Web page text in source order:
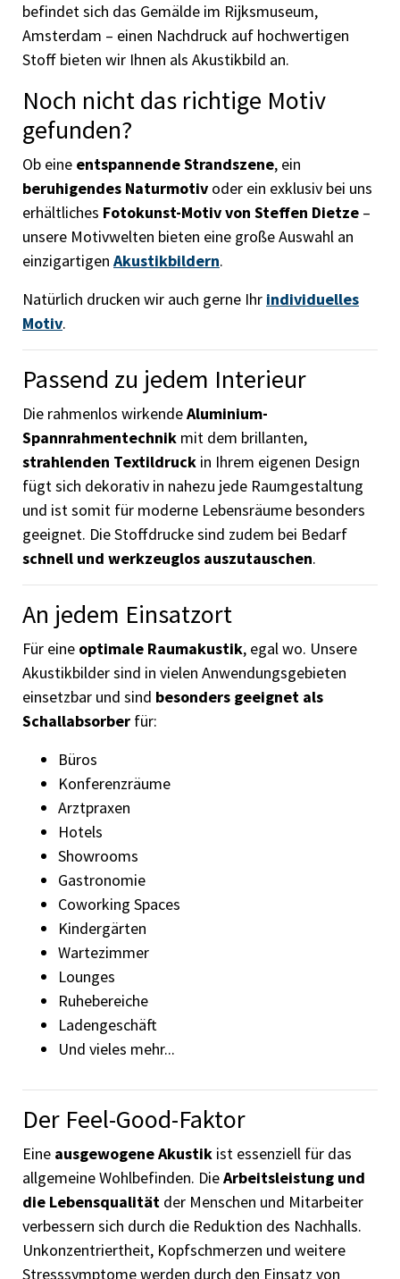
befindet sich das Gemälde im Rijksmuseum,
Amsterdam – einen Nachdruck auf hochwertigen
Stoff bieten wir Ihnen als Akustikbild an.
Noch nicht das richtige Motiv
gefunden?
Ob eine entspannende Strandszene, ein
beruhigendes Naturmotiv oder ein exklusiv bei uns
erhältliches Fotokunst-Motiv von Steffen Dietze –
unsere Motivwelten bieten eine große Auswahl an
einzigartigen Akustikbildern.
Natürlich drucken wir auch gerne Ihr individuelles
Motiv.
Passend zu jedem Interieur
Die rahmenlos wirkendeAluminium-
Spannrahmentechnik mit dem brillanten,
strahlenden Textildruck in Ihrem eigenen Design
fügt sich dekorativ in nahezu jede Raumgestaltung
und ist somit für moderne Lebensräume besonders
geeignet. Die Stoffdrucke sind zudem bei Bedarf
schnell und werkzeuglos auszutauschen.
An jedem Einsatzort
Für eine optimale Raumakustik, egal wo. Unsere
Akustikbilder sind in vielen Anwendungsgebieten
einsetzbar und sind besonders geeignet als
Schallabsorber für:
Büros
Konferenzräume
Arztpraxen
Hotels
Showrooms
Gastronomie
Coworking Spaces
Kindergärten
Wartezimmer
Lounges
Ruhebereiche
Ladengeschäft
Und vieles mehr...
Der Feel-Good-Faktor
Eine ausgewogene Akustik ist essenziell für das
allgemeine Wohlbefinden. DieArbeitsleistung und
die Lebensqualität der Menschen und Mitarbeiter
verbessern sich durch die Reduktion des Nachhalls.
Unkonzentriertheit, Kopfschmerzen und weitere
Stresssymptome werden durch den Einsatz von